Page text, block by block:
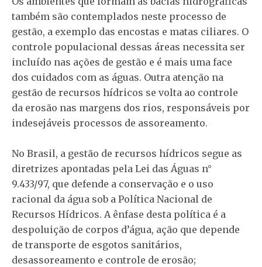
também são contemplados neste processo de
gestão, a exemplo das encostas e matas ciliares. O
controle populacional dessas áreas necessita ser
incluído nas ações de gestão e é mais uma face
dos cuidados com as águas. Outra atenção na
gestão de recursos hídricos se volta ao controle
da erosão nas margens dos rios, responsáveis por
indesejáveis processos de assoreamento.
No Brasil, a gestão de recursos hídricos segue as
diretrizes apontadas pela Lei das Águas n°
9.433/97, que defende a conservação e o uso
racional da água sob a Política Nacional de
Recursos Hídricos. A ênfase desta política é a
despoluição de corpos d’água, ação que depende
de transporte de esgotos sanitários,
desassoreamento e controle de erosão;